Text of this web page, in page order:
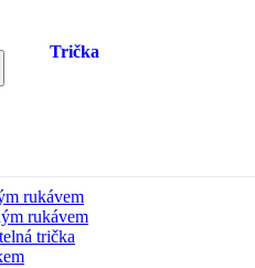
Trička
rukávem
rukávem
trička